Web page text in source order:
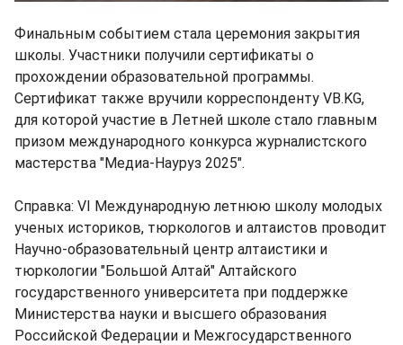
Финальным событием стала церемония закрытия
школы. Участники получили сертификаты о
прохождении образовательной программы.
Сертификат также вручили корреспонденту VB.KG,
для которой участие в Летней школе стало главным
призом международного конкурса журналистского
мастерства "Медиа-Науруз 2025".
Справка: VI Международную летнюю школу молодых
ученых историков, тюркологов и алтаистов проводит
Научно-образовательный центр алтаистики и
тюркологии "Большой Алтай" Алтайского
государственного университета при поддержке
Министерства науки и высшего образования
Российской Федерации и Межгосударственного